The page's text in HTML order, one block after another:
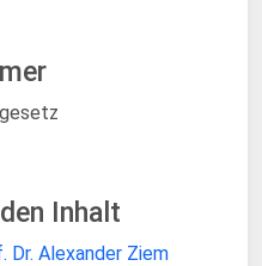
Inhalt
Dr. Alexander Ziem